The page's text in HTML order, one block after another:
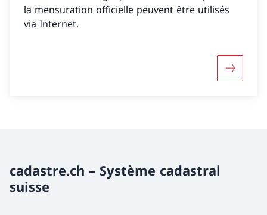
la mensuration officielle peuvent être utilisés
via Internet.
cadastre.ch – Système cadastral
suisse